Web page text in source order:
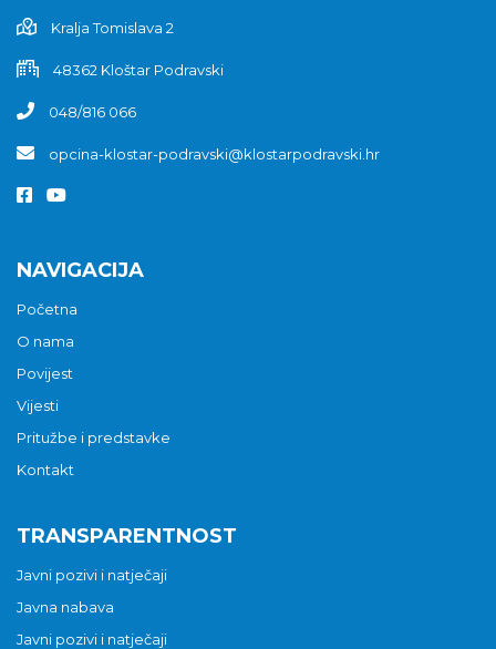
Kralja Tomislava 2
48362 Kloštar Podravski
048/816 066
opcina-klostar-podravski@klostarpodravski.hr
NAVIGACIJA
Početna
O nama
Povijest
Vijesti
Pritužbe i predstavke
Kontakt
TRANSPARENTNOST
Javni pozivi i natječaji
Javna nabava
Javni pozivi i natječaji